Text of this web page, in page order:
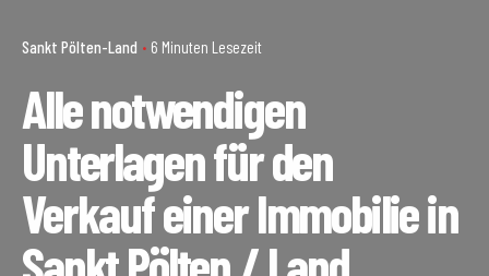
Sankt Pölten-Land 6 Minuten Lesezeit
Alle notwendigen
Unterlagen für den
Verkauf einer Immobilie in